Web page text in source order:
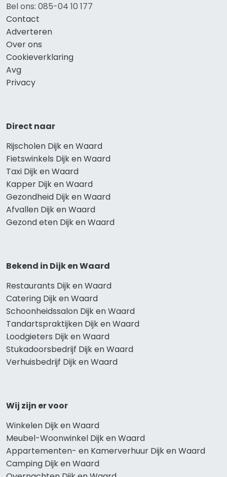
Bel ons: 085-04 10 177
Contact
Adverteren
Over ons
Cookieverklaring
Avg
Privacy
Direct naar
Rijscholen Dijk en Waard
Fietswinkels Dijk en Waard
Taxi Dijk en Waard
Kapper Dijk en Waard
Gezondheid Dijk en Waard
Afvallen Dijk en Waard
Gezond eten Dijk en Waard
Bekend in Dijk en Waard
Restaurants Dijk en Waard
Catering Dijk en Waard
Schoonheidssalon Dijk en Waard
Tandartspraktijken Dijk en Waard
Loodgieters Dijk en Waard
Stukadoorsbedrijf Dijk en Waard
Verhuisbedrijf Dijk en Waard
Wij zijn er voor
Winkelen Dijk en Waard
Meubel-Woonwinkel Dijk en Waard
Appartementen- en Kamerverhuur Dijk en Waard
Camping Dijk en Waard